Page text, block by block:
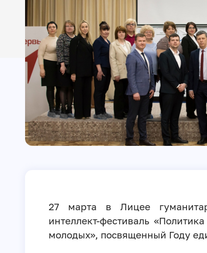
27 марта в Лицее
интеллект-фестиваль
молодых», посвященный Году